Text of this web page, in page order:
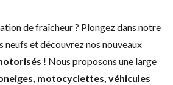
de fraîcheur ? Plongez dans notre
neufs et découvrez nos nouveaux
! Nous proposons une large
motocyclettes, véhicules